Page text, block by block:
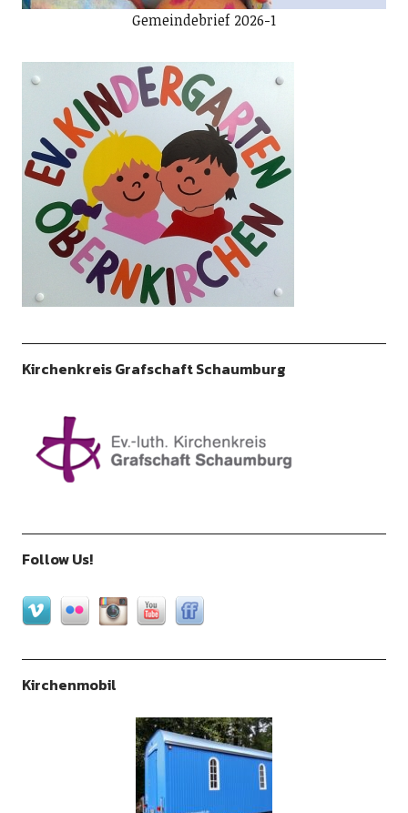
Gemeindebrief 2026-1
Kirchenkreis Grafschaft Schaumburg
Follow Us!
Kirchenmobil